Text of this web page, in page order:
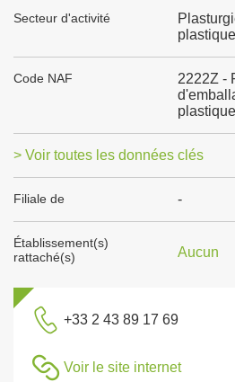
Secteur d'activité
Code NAF
2222Z -
> Voir toutes les données clés
Filiale de -
Établissement(s)
rattaché(s)
Aucun
+33 2 43 89 17 69
Voir le site internet